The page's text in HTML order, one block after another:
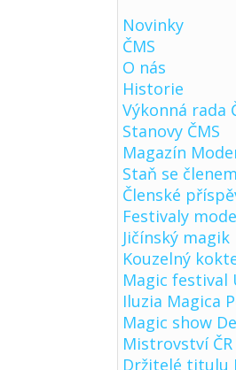
Novinky
ČMS
O nás
Historie
Výkonná rada
Stanovy ČMS
Magazín
Staň se
Členské
Festivaly
Jičínský magik
Kouzelný
Magic festival
Iluzia Magica
Magic show
Mistrovství ČR
Držitelé titulu